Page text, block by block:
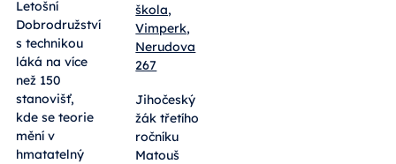
Fyzikální
pokusy,
roboti i
tradiční
výheň.
Letošní
Dobrodružství
s technikou
láká na více
škola,
Vimperk,
Nerudova
267
Jihočeský
žák třetího
ročníku
Matouš